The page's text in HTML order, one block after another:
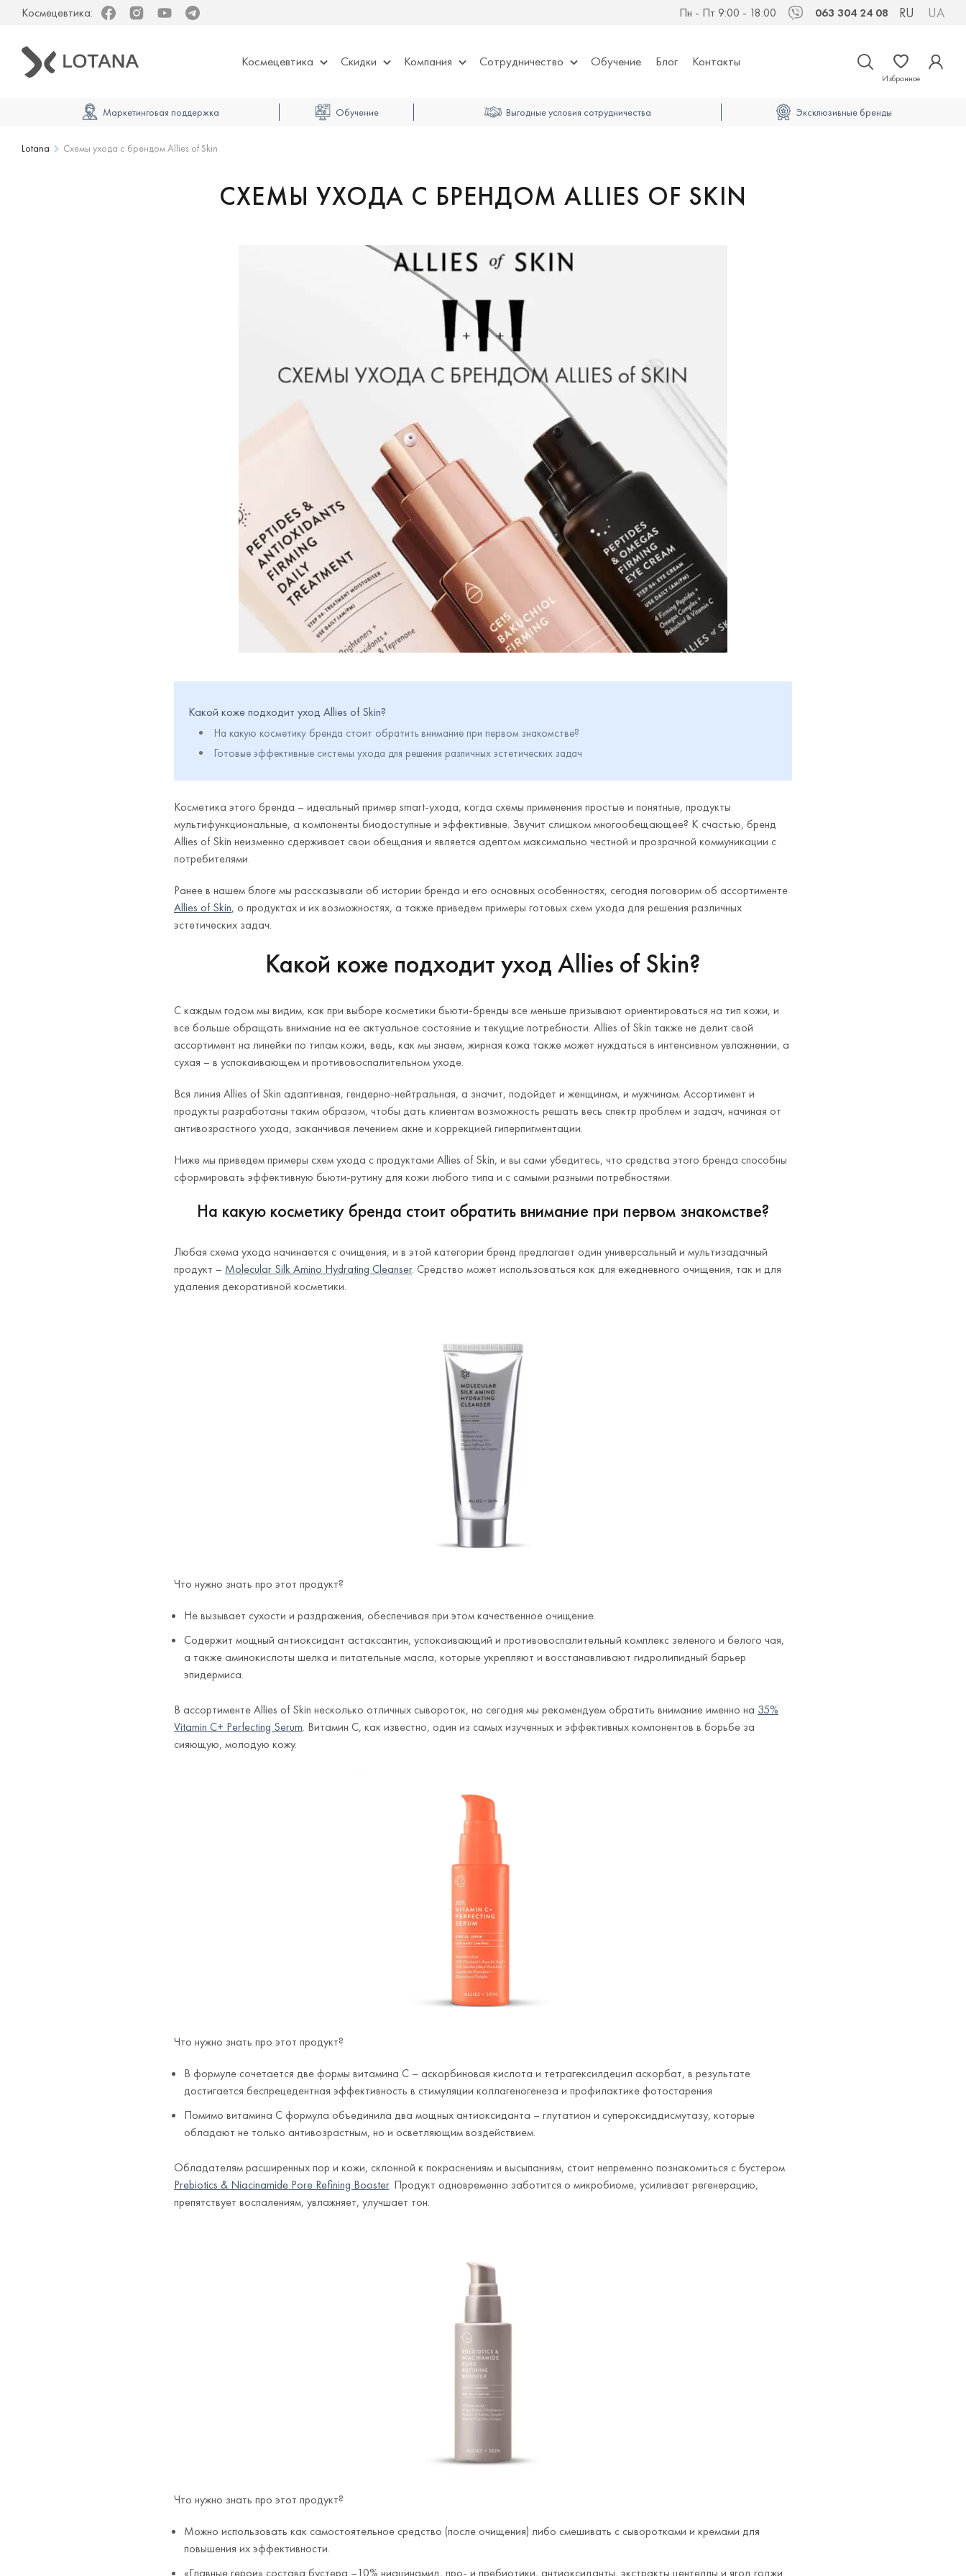
Космецевтика: FacebookInstagramYoutubeTelegram Пн - Пт 9:00 - 18:00 Viber063 304 24 08 RU UA
Космецевтика Скидки Компания Сотрудничество Обучение Блог Контакты
Избранное
Маркетинговая поддержка Обучение Выгодные условия сотрудничества Эксклюзивные бренды
Lotana Схемы ухода с брендом Allies of Skin
СХЕМЫ УХОДА С БРЕНДОМ ALLIES OF SKIN
Какой коже подходит уход Allies of Skin?
На какую косметику бренда стоит обратить внимание при первом знакомстве?
Готовые эффективные системы ухода для решения различных эстетических задач
Косметика этого бренда – идеальный пример smart-ухода, когда схемы применения простые и понятные, продукты
мультифункциональные, а компоненты биодоступные и эффективные. Звучит слишком многообещающее? К счастью, бренд
Allies of Skin неизменно сдерживает свои обещания и является адептом максимально честной и прозрачной коммуникации с
потребителями.
Ранее в нашем блоге мы рассказывали об истории бренда и его основных особенностях, сегодня поговорим об ассортименте
Allies of Skin, о продуктах и их возможностях, а также приведем примеры готовых схем ухода для решения различных
эстетических задач.
Какой коже подходит уход Allies of Skin?
С каждым годом мы видим, как при выборе косметики бьюти-бренды все меньше призывают ориентироваться на тип кожи, и
все больше обращать внимание на ее актуальное состояние и текущие потребности. Allies of Skin также не делит свой
ассортимент на линейки по типам кожи, ведь, как мы знаем, жирная кожа также может нуждаться в интенсивном увлажнении, а
сухая – в успокаивающем и противовоспалительном уходе.
Вся линия Allies of Skin адаптивная, гендерно-нейтральная, а значит, подойдет и женщинам, и мужчинам. Ассортимент и
продукты разработаны таким образом, чтобы дать клиентам возможность решать весь спектр проблем и задач, начиная от
антивозрастного ухода, заканчивая лечением акне и коррекцией гиперпигментации.
Ниже мы приведем примеры схем ухода с продуктами Allies of Skin, и вы сами убедитесь, что средства этого бренда способны
сформировать эффективную бьюти-рутину для кожи любого типа и с самыми разными потребностями.
На какую косметику бренда стоит обратить внимание при первом знакомстве?
Любая схема ухода начинается с очищения, и в этой категории бренд предлагает один универсальный и мультизадачный
продукт – Molecular Silk Amino Hydrating Cleanser. Средство может использоваться как для ежедневного очищения, так и для
удаления декоративной косметики.
Что нужно знать про этот продукт?
Не вызывает сухости и раздражения, обеспечивая при этом качественное очищение.
Содержит мощный антиоксидант астаксантин, успокаивающий и противовоспалительный комплекс зеленого и белого чая,
а также аминокислоты шелка и питательные масла, которые укрепляют и восстанавливают гидролипидный барьер
эпидермиса.
В ассортименте Allies of Skin несколько отличных сывороток, но сегодня мы рекомендуем обратить внимание именно на 35%
Vitamin C+ Perfecting Serum. Витамин С, как известно, один из самых изученных и эффективных компонентов в борьбе за
сияющую, молодую кожу.
Что нужно знать про этот продукт?
В формуле сочетается две формы витамина С – аскорбиновая кислота и тетрагексилдецил аскорбат, в результате
достигается беспрецедентная эффективность в стимуляции коллагеногенеза и профилактике фотостарения
Помимо витамина С формула объединила два мощных антиоксиданта – глутатион и супероксиддисмутазу, которые
обладают не только антивозрастным, но и осветляющим воздействием.
Обладателям расширенных пор и кожи, склонной к покраснениям и высыпаниям, стоит непременно познакомиться с бустером
Prebiotics & Niacinamide Pore Refining Booster. Продукт одновременно заботится о микробиоме, усиливает регенерацию,
препятствует воспалениям, увлажняет, улучшает тон.
Что нужно знать про этот продукт?
Можно использовать как самостоятельное средство (после очищения) либо смешивать с сыворотками и кремами для
повышения их эффективности.
«Главные герои» состава бустера –10% ниацинамид, про- и пребиотики, антиоксиданты, экстракты центеллы и ягод годжи.